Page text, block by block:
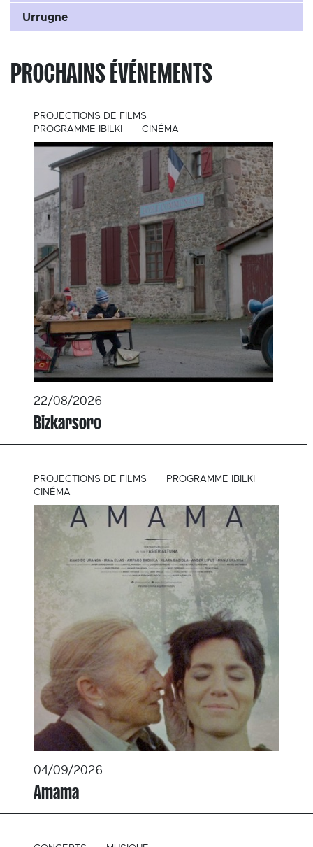
Urrugne
PROCHAINS ÉVÉNEMENTS
PROJECTIONS DE FILMS
PROGRAMME IBILKI
CINÉMA
22/08/2026
Bizkarsoro
PROJECTIONS DE FILMS
PROGRAMME IBILKI
CINÉMA
04/09/2026
Amama